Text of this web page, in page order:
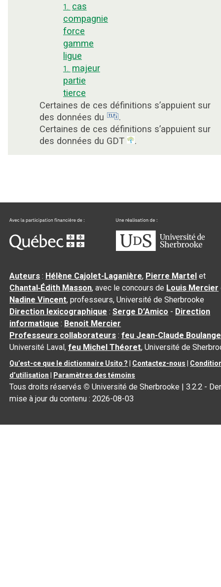
1. cas
compagnie
force
gamme
ligue
1. majeur
partie
tierce
Certaines de ces définitions s’appuient sur
des données du
.
Certaines de ces définitions s’appuient sur
des données du GDT
.
Auteurs : Hélène Cajolet-Laganière, Pierre Martel et
Chantal‑Édith Masson, avec le concours de Louis Mercier
Nadine Vincent, professeurs, Université de Sherbrooke
Direction lexicographique :Serge D’Amico - Direction
informatique : Benoit Mercier
Professeurs collaborateurs :feu Jean-Claude
Université Laval,feu Michel Théoret, Université de
Qu’est-ce que le dictionnaire Usito ? Contactez-nous
d’utilisation
Paramètres des témoins
Tous droits réservés © Université de Sherbrooke |3.2.2 -
mise à jour du contenu :2026-08-03